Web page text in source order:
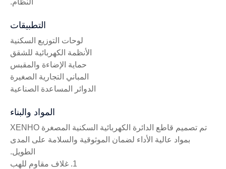
النظام.
التطبيقات
لوحات التوزيع السكنية
الأنظمة الكهربائية للشقق
حماية الإضاءة والمقبس
المباني التجارية الصغيرة
الدوائر المساعدة الصناعية
المواد والبناء
تم تصميم قاطع الدائرة الكهربائية السكنية المصغرة XENHO
بمواد عالية الأداء لضمان الموثوقية والسلامة على المدى
الطويل.
1. غلاف مقاوم للهب